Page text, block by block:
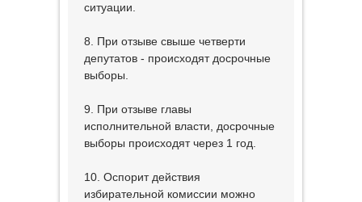
ситуации.
8. При отзыве свыше четверти
депутатов - происходят досрочные
выборы.
9. При отзыве главы
исполнительной власти, досрочные
выборы происходят через 1 год.
10. Оспорит действия
избирательной комиссии можно